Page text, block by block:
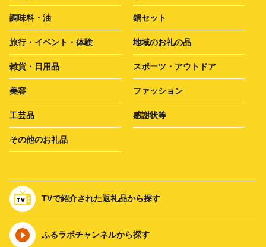
調味料・油 鍋セット
旅行・イベント・体験 地域のお礼の品
雑貨・日用品 スポーツ・アウトドア
美容 ファッション
工芸品 感謝状等
その他のお礼品
TVで紹介された返礼品から探す
ふるラボチャンネルから探す